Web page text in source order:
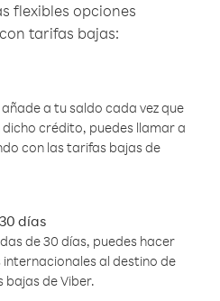
flexibles opciones
tarifas bajas:
a tu saldo cada vez que
crédito, puedes llamar a
con las tarifas bajas de
días
de 30 días, puedes hacer
al destino de
bajas de Viber.